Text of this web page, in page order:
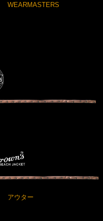
WEARMASTERS
アウター